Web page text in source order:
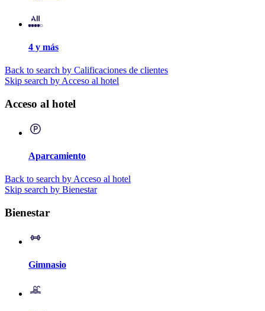
4 y más
Back to search by Calificaciones de clientes
Skip search by Acceso al hotel
Acceso al hotel
Aparcamiento
Back to search by Acceso al hotel
Skip search by Bienestar
Bienestar
Gimnasio